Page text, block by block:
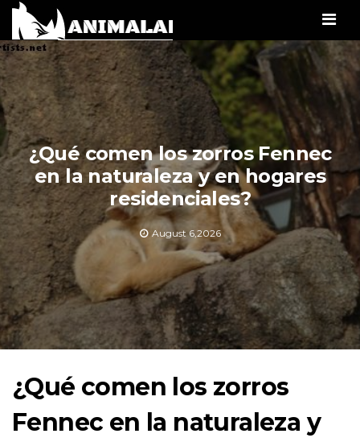
¿Qué comen los zorros Fennec
en la naturaleza y en hogares
residenciales?
August 6,2026
¿Qué comen los zorros
Fennec en la naturaleza y